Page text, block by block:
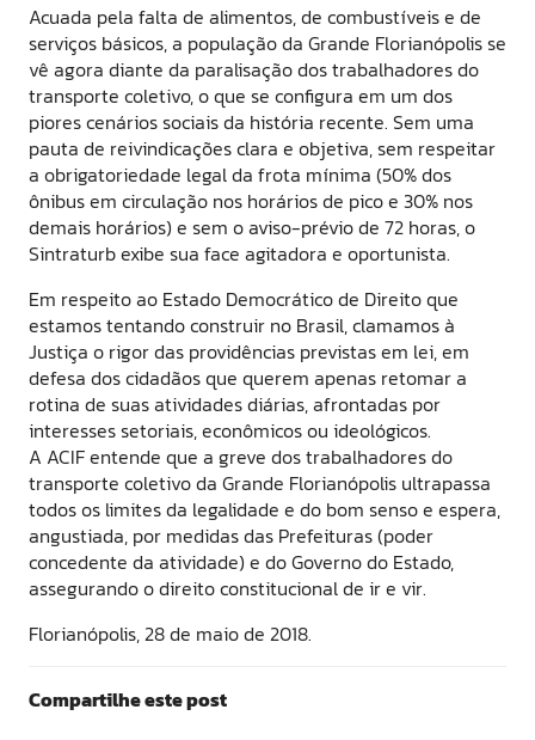
Acuada pela falta de alimentos, de combustíveis e de
serviços básicos, a população da Grande Florianópolis se
vê agora diante da paralisação dos trabalhadores do
transporte coletivo, o que se configura em um dos
piores cenários sociais da história recente. Sem uma
pauta de reivindicações clara e objetiva, sem respeitar
a obrigatoriedade legal da frota mínima (50% dos
ônibus em circulação nos horários de pico e 30% nos
demais horários) e sem o aviso-prévio de 72 horas, o
Sintraturb exibe sua face agitadora e oportunista.
Em respeito ao Estado Democrático de Direito que
estamos tentando construir no Brasil, clamamos à
Justiça o rigor das providências previstas em lei, em
defesa dos cidadãos que querem apenas retomar a
rotina de suas atividades diárias, afrontadas por
interesses setoriais, econômicos ou ideológicos.
A ACIF entende que a greve dos trabalhadores do
transporte coletivo da Grande Florianópolis ultrapassa
todos os limites da legalidade e do bom senso e espera,
angustiada, por medidas das Prefeituras (poder
concedente da atividade) e do Governo do Estado,
assegurando o direito constitucional de ir e vir.
Florianópolis, 28 de maio de 2018.
Compartilhe este post